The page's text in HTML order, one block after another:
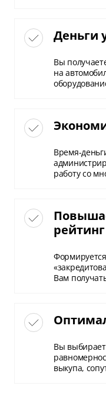
Деньги
Вы
на
Время-
работу со
рейтинг
Вам
Вы
выкупа,